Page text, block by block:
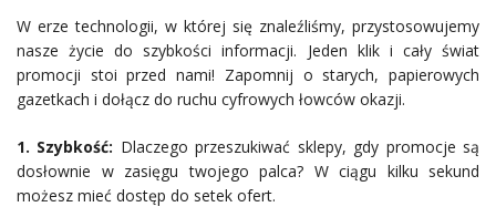
W erze technologii, w której się znaleźliśmy, przystosowujemy
nasze życie do szybkości informacji. Jeden klik i cały świat
promocji stoi przed nami! Zapomnij o starych, papierowych
gazetkach i dołącz do ruchu cyfrowych łowców okazji.
1. Szybkość: Dlaczego przeszukiwać sklepy, gdy promocje są
dosłownie w zasięgu twojego palca? W ciągu kilku sekund
możesz mieć dostęp do setek ofert.